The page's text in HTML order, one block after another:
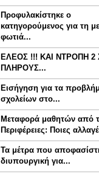
Προφυλακίστηκε ο
κατηγορούμενος για τη
φωτιά...
ΕΛΕΟΣ !!! ΚΑΙ ΝΤΡΟΠΗ 2
ΠΛΗΡΟΥΣ...
Εισήγηση για τα
σχολείων στο...
Mεταφορά μαθητών από
Περιφέρειες: Ποιες
Τα μέτρα που
διυπουργική για...